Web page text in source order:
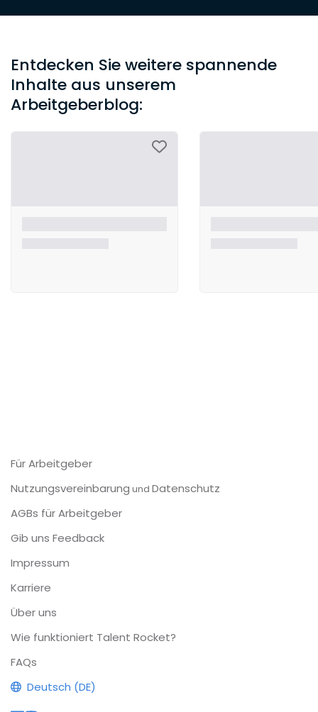
Entdecken Sie weitere spannende
Inhalte aus unserem
Arbeitgeberblog:
Für Arbeitgeber
Nutzungsvereinbarung und Datenschutz
AGBs für Arbeitgeber
Gib uns Feedback
Impressum
Karriere
Über uns
Wie funktioniert Talent Rocket?
FAQs
Deutsch (DE)